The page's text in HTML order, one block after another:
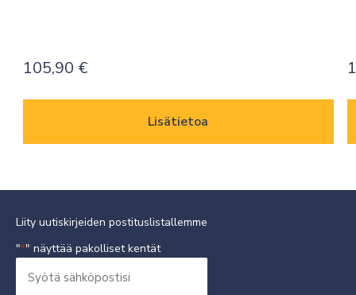
105,90 €
Lisätietoa
Liity uutiskirjeiden postituslistallemme
"*" näyttää pakolliset kentät
sähköpostisi